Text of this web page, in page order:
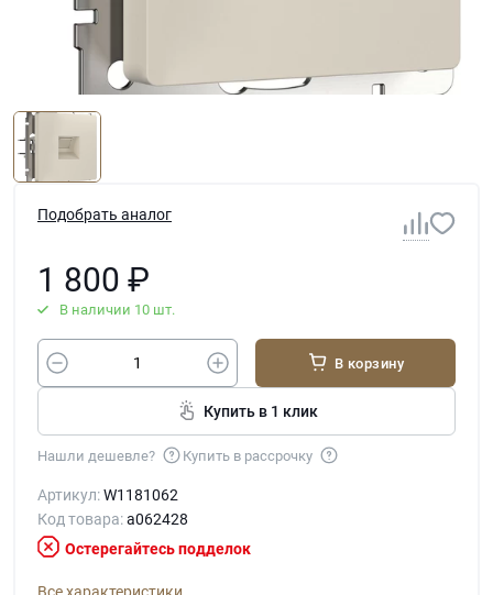
Подобрать аналог
1 800 ₽
В наличии 10 шт.
В корзину
Купить в 1 клик
Нашли дешевле? Купить в рассрочку
Артикул:W1181062
Код товара:a062428
Остерегайтесь подделок